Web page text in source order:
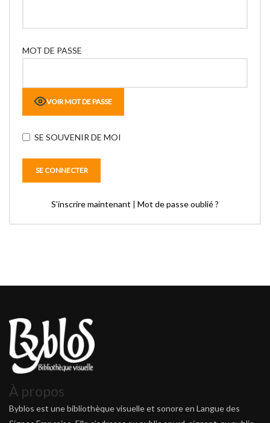
MOT DE PASSE
VOIR MOT DE PASSE
SE SOUVENIR DE MOI
S’inscrire maintenant | Mot de passe oublié ?
À propos
Byblos est une bibliothèque visuelle et sonore en Langue des